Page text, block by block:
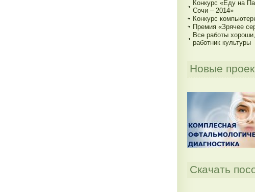
Конкурс «Еду на
Сочи – 2014»
Конкурс
Премия «Зрячее
Все работы
работник культуры
Новые
Скачать